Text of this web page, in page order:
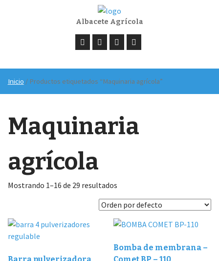
Albacete Agrícola
Inicio / Productos etiquetados “Maquinaria agrícola”
Maquinaria
agrícola
Mostrando 1–16 de 29 resultados
Bomba de membrana –